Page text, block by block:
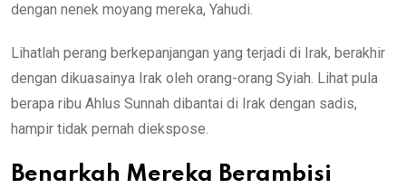
dengan nenek moyang mereka, Yahudi.
Lihatlah perang berkepanjangan yang terjadi di Irak, berakhir
dengan dikuasainya Irak oleh orang-orang Syiah. Lihat pula
berapa ribu Ahlus Sunnah dibantai di Irak dengan sadis,
hampir tidak pernah diekspose.
Benarkah Mereka Berambisi